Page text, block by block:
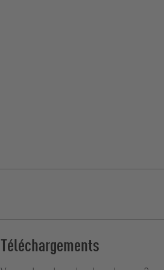
Téléchargements